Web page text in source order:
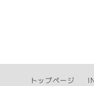
トップページ